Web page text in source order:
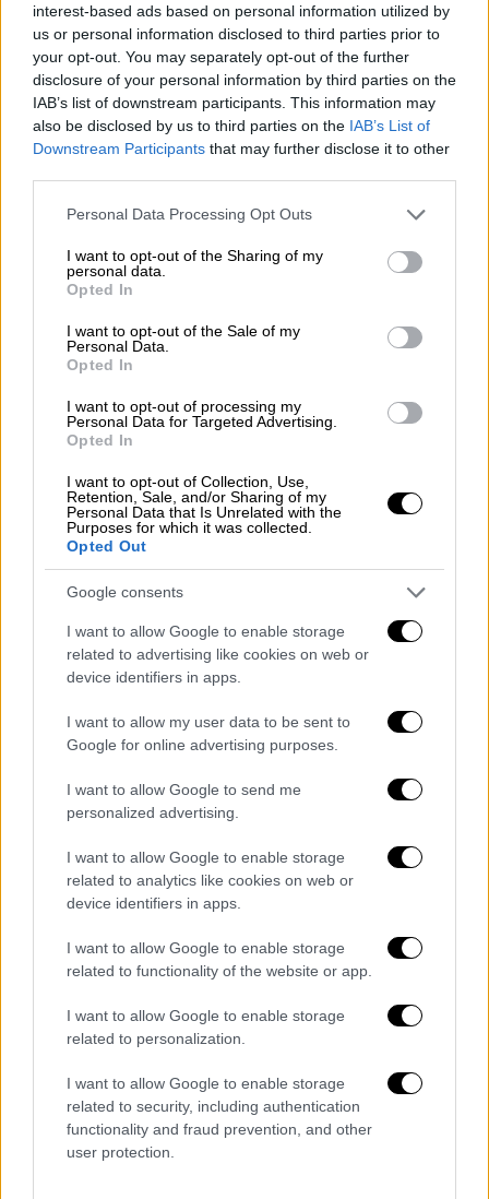
interest-based ads based on personal information utilized by
us or personal information disclosed to third parties prior to
your opt-out. You may separately opt-out of the further
disclosure of your personal information by third parties on the
IAB’s list of downstream participants. This information may
also be disclosed by us to third parties on the IAB’s List of
Downstream Participants that may further disclose it to other
Please note that this website/app uses one or more Google
not limited to your visit or usage behaviour. You may click to
grant or deny consent to Google and its third-party tags to
use your data for below specified purposes in below Google
consent section.
Personal Data Processing Opt Outs
I want to opt-out of the Sharing of my
personal data.
Opted In
I want to opt-out of the Sale of my
Personal Data.
Opted In
I want to opt-out of processing my
Personal Data for Targeted Advertising.
Opted In
I want to opt-out of Collection, Use,
Retention, Sale, and/or Sharing of my
Personal Data that Is Unrelated with the
Purposes for which it was collected.
Opted Out
Google consents
I want to allow Google to enable storage
related to advertising like cookies on web or
device identifiers in apps.
I want to allow my user data to be sent to
Google for online advertising purposes.
I want to allow Google to send me
personalized advertising.
I want to allow Google to enable storage
related to analytics like cookies on web or
device identifiers in apps.
I want to allow Google to enable storage
related to functionality of the website or app.
I want to allow Google to enable storage
related to personalization.
I want to allow Google to enable storage
related to security, including authentication
functionality and fraud prevention, and other
user protection.
Ο Ιάκωβος Μυλωνάς, μιλώντας στην πρωινή
εκπομπή του ANT1, ανέφερε: «Η
φωτογραφία τραβήχτηκε από μια κοπέλα
που ήμασταν μαζί, είναι ηθοποιός –
φωτογράφος. Ήταν για προσωπική χρήση.
διέρρευσε η φωτογραφία. Όταν μου
έστειλαν το λινκέμεινα άναυδος
Είμαι τελείως γυμνός στη φωτογραφία. Όταν
βγαίνει κάτι στο διαδίκτυο μετά
μπορείς να το σταματήσεις με τίποτα. Το
μόνο που μπορούμε να κάνουμε είναι να
στείλουμε στην ιστοσελίδα να κατεβάσει
την φωτογραφία. Είναι και σε ένα σάιτ
διαφορετικού σεξουαλικού
καταστρέφει τη
δική μου υπόληψη. Αν ήταν σε στρέιτ σάιτ
Χρησιμοποιείται για κάτι που δεν μου
αρέσει».
Τα σχολιά σας δημοσιεύονται άμεσα με δική σας ευθύνη. Το
διαγράφονται